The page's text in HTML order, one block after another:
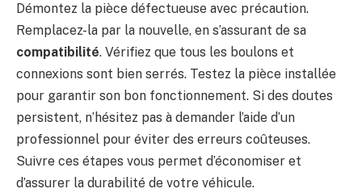
Démontez la pièce défectueuse avec précaution.
Remplacez-la par la nouvelle, en s’assurant de sa
compatibilité. Vérifiez que tous les boulons et
connexions sont bien serrés. Testez la pièce installée
pour garantir son bon fonctionnement. Si des doutes
persistent, n’hésitez pas à demander l’aide d’un
professionnel pour éviter des erreurs coûteuses.
Suivre ces étapes vous permet d’économiser et
d’assurer la durabilité de votre véhicule.